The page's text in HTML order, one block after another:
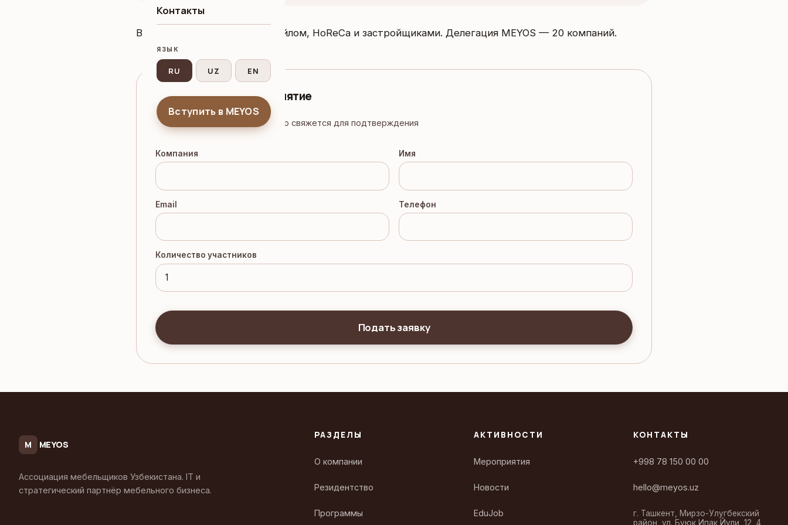
Контакты
ЯЗЫК
RU UZ EN
Вступить в MEYOS
B2B-встречи с сетевым ритейлом, HoReCa и застройщиками. Делегация MEYOS — 20 компаний.
Регистрация на мероприятие
Заполните поля — координатор свяжется для подтверждения
Компания Имя
Email Телефон
Количество участников
Подать заявку
M MEYOS
Ассоциация мебельщиков Узбекистана. IT и
стратегический партнёр мебельного бизнеса.
РАЗДЕЛЫ
О компании
Резидентство
Программы
АКТИВНОСТИ
Мероприятия
Новости
EduJob
КОНТАКТЫ
+998 78 150 00 00
hello@meyos.uz
г. Ташкент, Мирзо-Улугбекский
район, ул. Буюк Ипак Йули, 12, 4